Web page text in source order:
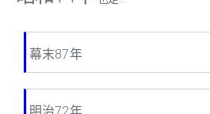
幕末87年